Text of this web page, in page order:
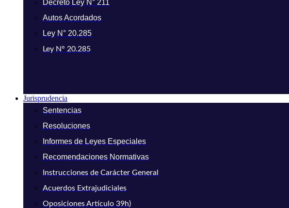
Decreto Ley N° 211
Autos Acordados
Ley N° 20.285
Ley N° 20.285
Jurisprudencia
Sentencias
Resoluciones
Informes de Leyes Especiales
Recomendaciones Normativas
Instrucciones de Carácter General
Acuerdos Extrajudiciales
Oposiciones Artículo 39h)